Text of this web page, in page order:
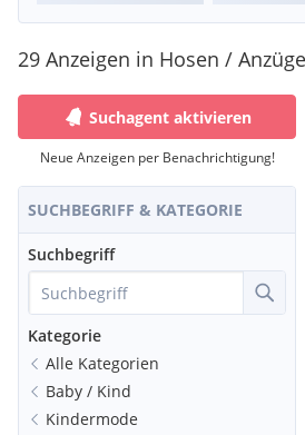
29 Anzeigen in Hosen /
Suchagent aktivieren
Neue Anzeigen per Benachrichtigung!
SUCHBEGRIFF & KATEGORIE
Suchbegriff
Kategorie
Alle Kategorien
Baby / Kind
Kindermode